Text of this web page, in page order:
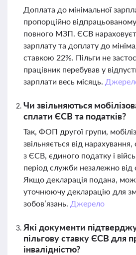
Доплата до мінімальної
пропорційно
повного МЗП. ЄСВ
зарплату та доплату до
ставкою 22%. Пільги не
працівник перебував у
зарплати весь місяць.
Чи звільняються
сплати ЄСВ та податків?
Так, ФОП другої групи,
звільняється від нарахування,
з ЄСВ, єдиного податку і
період служби незалежно
Якщо декларація подана,
уточнюючу декларацію для
зобов’язань. Джерело
Які документи
пільгову ставку ЄСВ для
інвалідністю?